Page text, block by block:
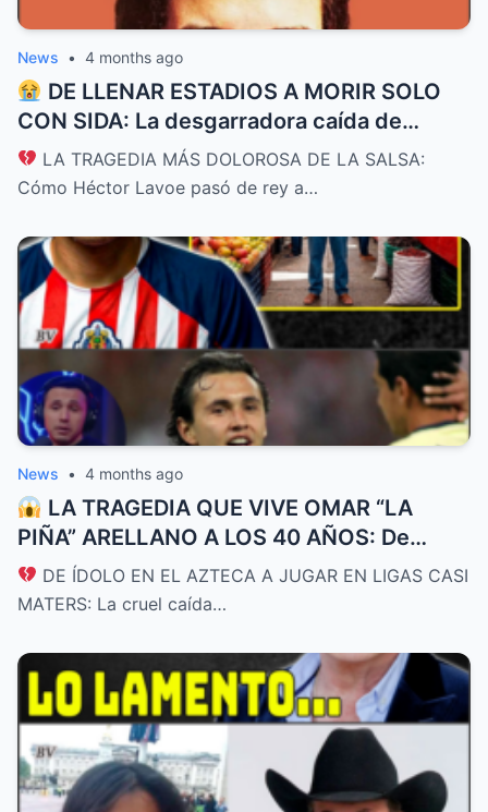
News • 4 months ago
DE LLENAR ESTADIOS A MORIR SOLO
CON SIDA: La desgarradora caída de
Héctor Lavoe, el Cantante de los
Cantantes
LA TRAGEDIA MÁS DOLOROSA DE LA SALSA:
Cómo Héctor Lavoe pasó de rey a…
News • 4 months ago
LA TRAGEDIA QUE VIVE OMAR “LA
PIÑA” ARELLANO A LOS 40 AÑOS: De
promesa de Chivas y futuro de la
Selección a rebuscarse la vida en ligas de
DE ÍDOLO EN EL AZTECA A JUGAR EN LIGAS CASI
MATERS: La cruel caída…